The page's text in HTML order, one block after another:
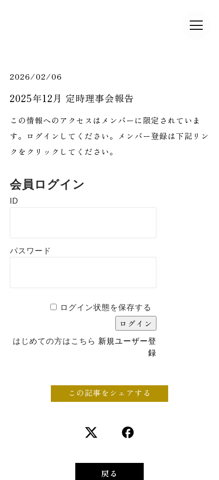
2026/02/06
2025年12月 定時理事会報告
この情報へのアクセスはメンバーに限定されていま
す。ログインしてください。メンバー登録は下記リン
クをクリックしてください。
会員ログイン
ID
パスワード
ログイン状態を保存する
はじめての方はこちら 新規ユーザー登
録
この記事をシェアする
戻る